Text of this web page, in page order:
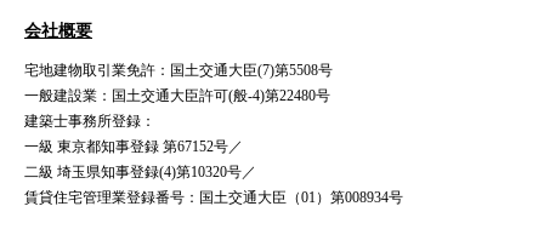
会社概要
宅地建物取引業免許：国土交通大臣(7)第5508号
一般建設業：国土交通大臣許可(般-4)第22480号
建築士事務所登録：
一級 東京都知事登録 第67152号／
二級 埼玉県知事登録(4)第10320号／
賃貸住宅管理業登録番号：国土交通大臣（01）第008934号